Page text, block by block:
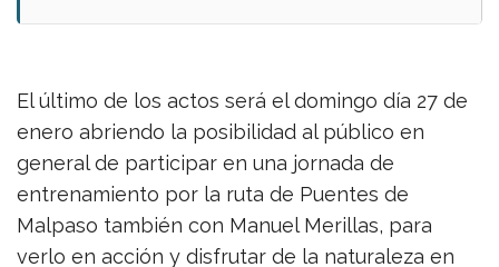
El último de los actos será el domingo día 27 de
enero abriendo la posibilidad al público en
general de participar en una jornada de
entrenamiento por la ruta de Puentes de
Malpaso también con Manuel Merillas, para
verlo en acción y disfrutar de la naturaleza en